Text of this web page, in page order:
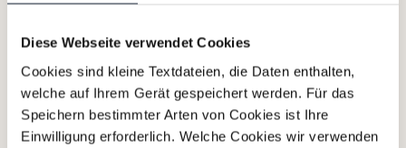
Diese Webseite verwendet Cookies
Cookies sind kleine Textdateien, die Daten enthalten,
welche auf Ihrem Gerät gespeichert werden. Für das
Speichern bestimmter Arten von Cookies ist Ihre
Einwilligung erforderlich. Welche Cookies wir verwenden
Lagebericht Folgendes darstellen:
Anteil der Umsatzerlöse, der mit
ökologisch nachhaltigen Produkten
oder Dienstleistungen erzielt wird;
Anteil der Investitionen in